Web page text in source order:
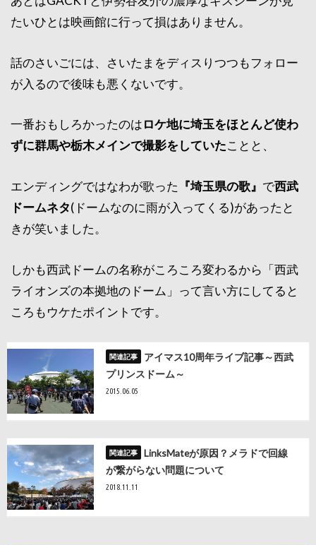
たいひとは映画館に行って損はありません。
話のさいごには、さいたまをディスりつつもフォロー
が入るので後味も悪くないです。
一番おもしろかったのはロケ地に埼玉をほとんど使わ
ずに群馬や栃木メインで撮影をしていたことと、
エンディングではなわが歌った 『埼玉県の歌』 で西武
ドームネタ(ドームなのに雨が入ってくる)があったと
きが笑いました。
しかも西武ドームの名称がころころ変わるから「西武
ライオンズの本拠地のドーム」って言い方にしてると
ころもウケたポイントです。
アイマス10周年ライブ記事～西武
プリンスドーム～
2015.06.05
LinksMateが原因？メラドで回線
が繋がらない問題について
2018.11.11